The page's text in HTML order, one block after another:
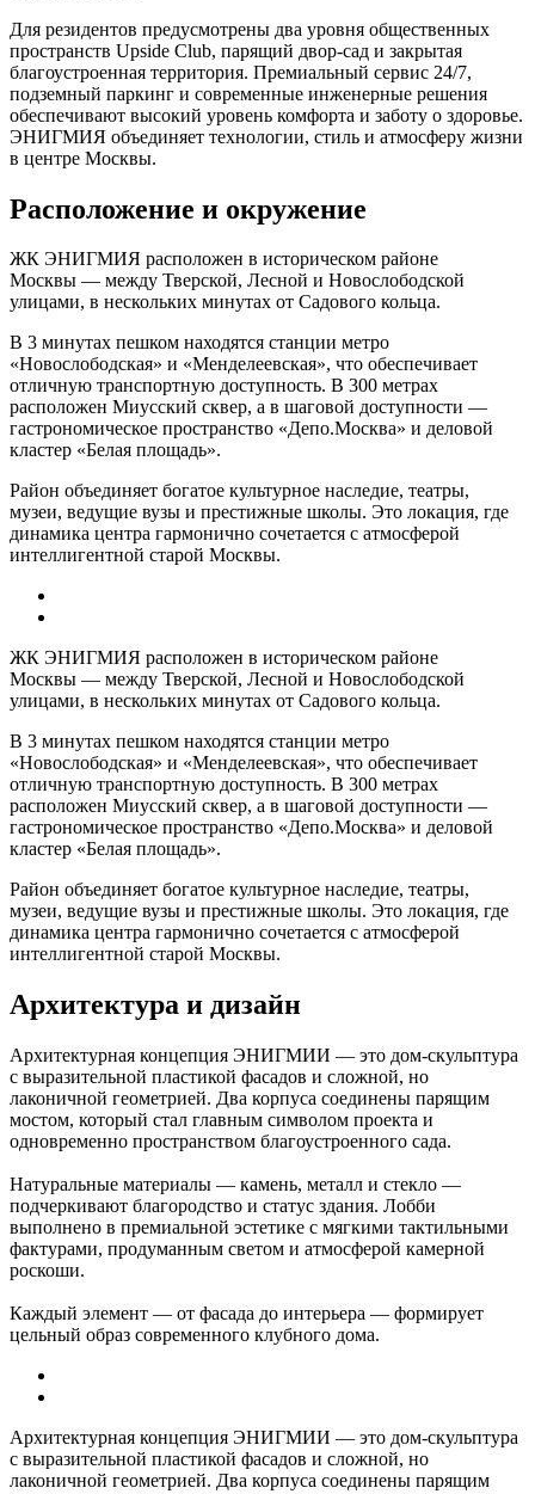
Для резидентов предусмотрены два уровня общественных
пространств Upside Club, парящий двор-сад и закрытая
благоустроенная территория. Премиальный сервис 24/7,
подземный паркинг и современные инженерные решения
обеспечивают высокий уровень комфорта и заботу о здоровье.
ЭНИГМИЯ объединяет технологии, стиль и атмосферу жизни
в центре Москвы.
Расположение и окружение
ЖК ЭНИГМИЯ расположен в историческом районе
Москвы — между Тверской, Лесной и Новослободской
улицами, в нескольких минутах от Садового кольца.
В 3 минутах пешком находятся станции метро
«Новослободская» и «Менделеевская», что обеспечивает
отличную транспортную доступность. В 300 метрах
расположен Миусский сквер, а в шаговой доступности —
гастрономическое пространство «Депо.Москва» и деловой
кластер «Белая площадь».
Район объединяет богатое культурное наследие, театры,
музеи, ведущие вузы и престижные школы. Это локация, где
динамика центра гармонично сочетается с атмосферой
интеллигентной старой Москвы.
ЖК ЭНИГМИЯ расположен в историческом районе
Москвы — между Тверской, Лесной и Новослободской
улицами, в нескольких минутах от Садового кольца.
В 3 минутах пешком находятся станции метро
«Новослободская» и «Менделеевская», что обеспечивает
отличную транспортную доступность. В 300 метрах
расположен Миусский сквер, а в шаговой доступности —
гастрономическое пространство «Депо.Москва» и деловой
кластер «Белая площадь».
Район объединяет богатое культурное наследие, театры,
музеи, ведущие вузы и престижные школы. Это локация, где
динамика центра гармонично сочетается с атмосферой
интеллигентной старой Москвы.
Архитектура и дизайн
Архитектурная концепция ЭНИГМИИ — это дом-скульптура
с выразительной пластикой фасадов и сложной, но
лаконичной геометрией. Два корпуса соединены парящим
мостом, который стал главным символом проекта и
одновременно пространством благоустроенного сада.
Натуральные материалы — камень, металл и стекло —
подчеркивают благородство и статус здания. Лобби
выполнено в премиальной эстетике с мягкими тактильными
фактурами, продуманным светом и атмосферой камерной
роскоши.
Каждый элемент — от фасада до интерьера — формирует
цельный образ современного клубного дома.
Архитектурная концепция ЭНИГМИИ — это дом-скульптура
с выразительной пластикой фасадов и сложной, но
лаконичной геометрией. Два корпуса соединены парящим